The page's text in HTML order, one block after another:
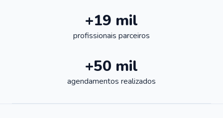
+19 mil
profissionais parceiros
+50 mil
agendamentos realizados